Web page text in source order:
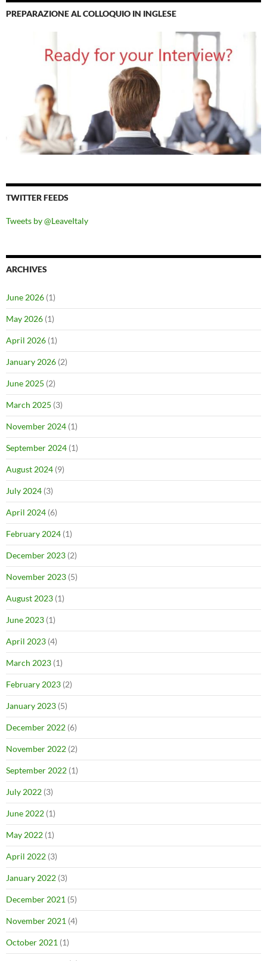
PREPARAZIONE AL COLLOQUIO IN INGLESE
TWITTER FEEDS
Tweets by @LeaveItaly
ARCHIVES
June 2026 (1)
May 2026 (1)
April 2026 (1)
January 2026 (2)
June 2025 (2)
March 2025 (3)
November 2024 (1)
September 2024 (1)
August 2024 (9)
July 2024 (3)
April 2024 (6)
February 2024 (1)
December 2023 (2)
November 2023 (5)
August 2023 (1)
June 2023 (1)
April 2023 (4)
March 2023 (1)
February 2023 (2)
January 2023 (5)
December 2022 (6)
November 2022 (2)
September 2022 (1)
July 2022 (3)
June 2022 (1)
May 2022 (1)
April 2022 (3)
January 2022 (3)
December 2021 (5)
November 2021 (4)
October 2021 (1)